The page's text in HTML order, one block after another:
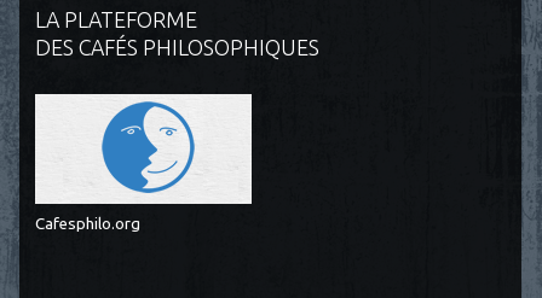
LA PLATEFORME
DES CAFÉS PHILOSOPHIQUES
Cafesphilo.org